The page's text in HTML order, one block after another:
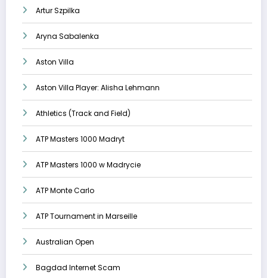
Artur Szpilka
Aryna Sabalenka
Aston Villa
Aston Villa Player: Alisha Lehmann
Athletics (Track and Field)
ATP Masters 1000 Madryt
ATP Masters 1000 w Madrycie
ATP Monte Carlo
ATP Tournament in Marseille
Australian Open
Bagdad Internet Scam